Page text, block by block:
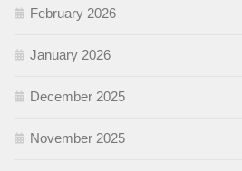
February 2026
January 2026
December 2025
November 2025